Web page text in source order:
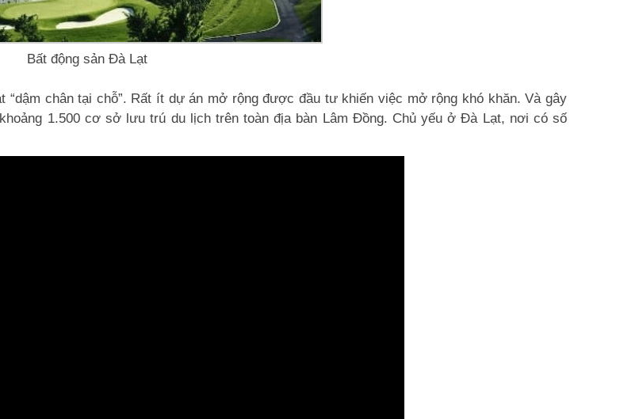
Bất động sản Đà Lạt
chân tại chỗ”. Rất ít dự án mở rộng được đầu tư khiến việc mở rộng khó khăn. Và gây
1.500 cơ sở lưu trú du lịch trên toàn địa bàn Lâm Đồng. Chủ yếu ở Đà Lạt, nơi có số